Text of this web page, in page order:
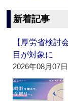
新着記事
【厚労省検討
目が対象に
2026年08月07